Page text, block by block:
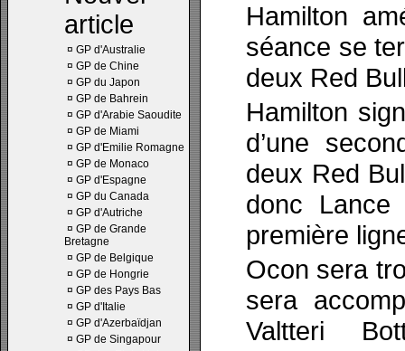
¤ GP d'Australie
¤ GP de Chine
¤ GP du Japon
¤ GP de Bahrein
¤ GP d'Arabie Saoudite
¤ GP de Miami
¤ GP d'Emilie Romagne
¤ GP de Monaco
¤ GP d'Espagne
¤ GP du Canada
¤ GP d'Autriche
¤ GP de Grande
Bretagne
¤ GP de Belgique
¤ GP de Hongrie
¤ GP des Pays Bas
¤ GP d'Italie
¤ GP d'Azerbaïdjan
¤ GP de Singapour
Hamilton
séance se
deux Red
Hamilton
d’une
deux Red
donc Lance
première
Ocon sera
sera
Valtteri